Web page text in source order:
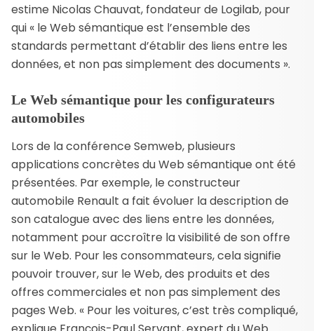
estime Nicolas Chauvat, fondateur de Logilab, pour
qui « le Web sémantique est l’ensemble des
standards permettant d’établir des liens entre les
données, et non pas simplement des documents ».
Le Web sémantique pour les configurateurs
automobiles
Lors de la conférence Semweb, plusieurs
applications concrètes du Web sémantique ont été
présentées. Par exemple, le constructeur
automobile Renault a fait évoluer la description de
son catalogue avec des liens entre les données,
notamment pour accroître la visibilité de son offre
sur le Web. Pour les consommateurs, cela signifie
pouvoir trouver, sur le Web, des produits et des
offres commerciales et non pas simplement des
pages Web. « Pour les voitures, c’est très compliqué,